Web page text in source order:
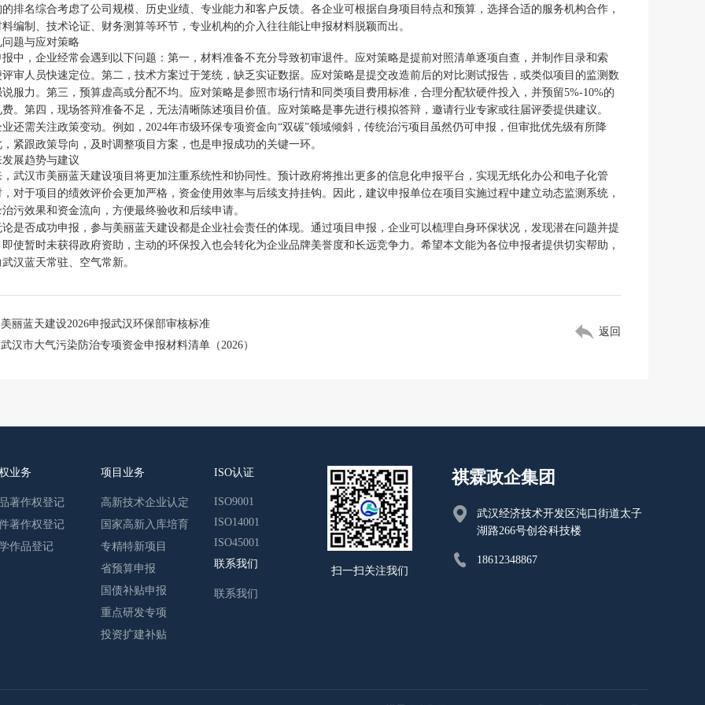
排名综合考虑了公司规模、历史业绩、专业能力和客户反馈。各企业可根据自身项目特点和预算，选择合适的服务机构合作，
编制、技术论证、财务测算等环节，专业机构的介入往往能让申报材料脱颖而出。
题与应对策略
中，企业经常会遇到以下问题：第一，材料准备不充分导致初审退件。应对策略是提前对照清单逐项自查，并制作目录和索
审人员快速定位。第二，技术方案过于笼统，缺乏实证数据。应对策略是提交改造前后的对比测试报告，或类似项目的监测数
服力。第三，预算虚高或分配不均。应对策略是参照市场行情和同类项目费用标准，合理分配软硬件投入，并预留5%-10%的
。第四，现场答辩准备不足，无法清晰陈述项目价值。应对策略是事先进行模拟答辩，邀请行业专家或往届评委提供建议。
还需关注政策变动。例如，2024年市级环保专项资金向“双碳”领域倾斜，传统治污项目虽然仍可申报，但审批优先级有所降
紧跟政策导向，及时调整项目方案，也是申报成功的关键一环。
展趋势与建议
武汉市美丽蓝天建设项目将更加注重系统性和协同性。预计政府将推出更多的信息化申报平台，实现无纸化办公和电子化管
对于项目的绩效评价会更加严格，资金使用效率与后续支持挂钩。因此，建议申报单位在项目实施过程中建立动态监测系统，
污效果和资金流向，方便最终验收和后续申请。
是否成功申报，参与美丽蓝天建设都是企业社会责任的体现。通过项目申报，企业可以梳理自身环保状况，发现潜在问题并提
使暂时未获得政府资助，主动的环保投入也会转化为企业品牌美誉度和长远竞争力。希望本文能为各位申报者提供切实帮助，
汉蓝天常驻、空气常新。
美丽蓝天建设2026申报武汉环保部审核标准
武汉市大气污染防治专项资金申报材料清单（2026）
返回
业务
著作权登记
著作权登记
作品登记
项目业务
高新技术企业认定
国家高新入库培育
专精特新项目
省预算申报
国债补贴申报
重点研发专项
投资扩建补贴
ISO认证
ISO9001
ISO14001
ISO45001
联系我们
联系我们
扫一扫关注我们
祺霖政企集团
武汉经济技术开发区沌口街道太子
湖路266号创谷科技楼
18612348867